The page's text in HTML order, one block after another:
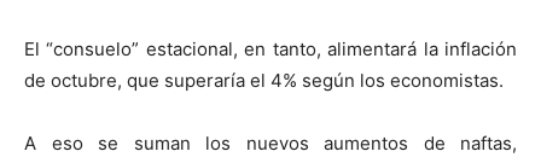
El “consuelo” estacional, en tanto, alimentará la inflación
de octubre, que superaría el 4% según los economistas.
A eso se suman los nuevos aumentos de naftas,